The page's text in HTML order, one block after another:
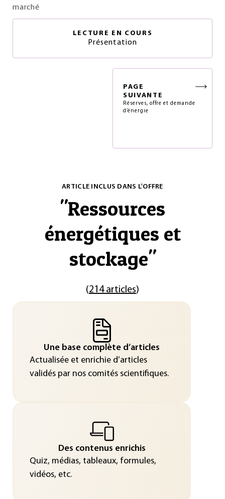
marché
LECTURE EN COURS
Présentation
PAGE
SUIVANTE
Réserves, offre et demande
d’énergie
ARTICLE INCLUS DANS L'OFFRE
"Ressources
énergétiques et
stockage"
(214 articles)
Une base complète d’articles
Actualisée et enrichie d’articles
validés par nos comités scientifiques.
Des contenus enrichis
Quiz, médias, tableaux, formules,
vidéos, etc.